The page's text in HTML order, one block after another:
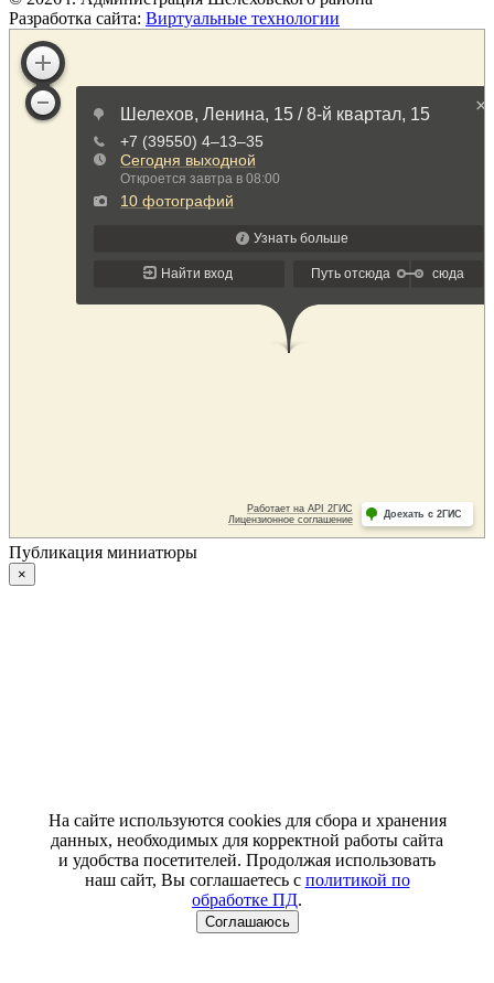
Разработка сайта: Виртуальные технологии
Публикация миниатюры
×
На сайте используются cookies для сбора и хранения
данных, необходимых для корректной работы сайта
и удобства посетителей. Продолжая использовать
наш сайт, Вы соглашаетесь с политикой по
обработке ПД.
Соглашаюсь